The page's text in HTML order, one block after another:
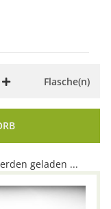
Flasche(n)
geladen ...